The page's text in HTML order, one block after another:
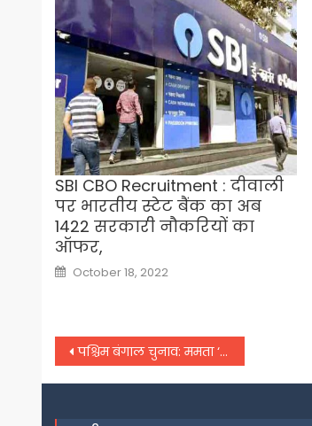
SBI CBO Recruitment : दीवाली
पर भारतीय स्टेट बैंक का अब
1422 सरकारी नौकरियों का
ऑफर,
Posted
on
October 18, 2022
Post
navigation
पश्चिम बंगाल चुनाव: ममता ‘दीदी’ की पोस्टर के जवाब में मोदी ‘दादा’ पोस्टर